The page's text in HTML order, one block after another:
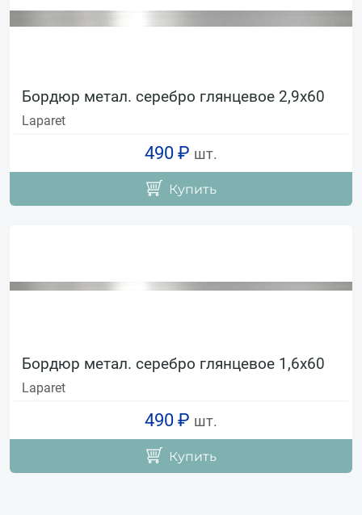
Бордюр метал. серебро глянцевое 2,9х60
Laparet
490 ₽ шт.
Купить
Бордюр метал. серебро глянцевое 1,6х60
Laparet
490 ₽ шт.
Купить